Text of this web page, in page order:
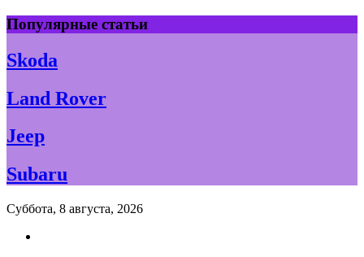
Skip
to
content
Популярные статьи
Skoda
Land Rover
Jeep
Subaru
Суббота, 8 августа, 2026